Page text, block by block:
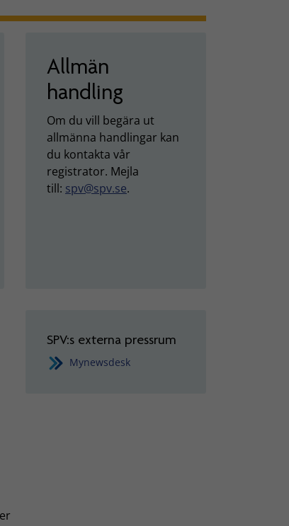
Allmän
handling
Om du vill begära ut
allmänna handlingar kan
du kontakta vår
registrator. Mejla
till: spv@spv.se.
SPV:s externa pressrum
Mynewsdesk